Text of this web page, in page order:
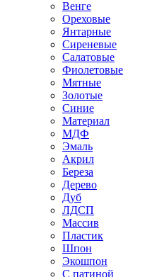
Венге
Ореховые
Янтарные
Сиреневые
Салатовые
Фиолетовые
Мятные
Золотые
Синие
Материал
МДФ
Эмаль
Акрил
Береза
Дерево
Дуб
ЛДСП
Массив
Пластик
Шпон
Экошпон
С патиной